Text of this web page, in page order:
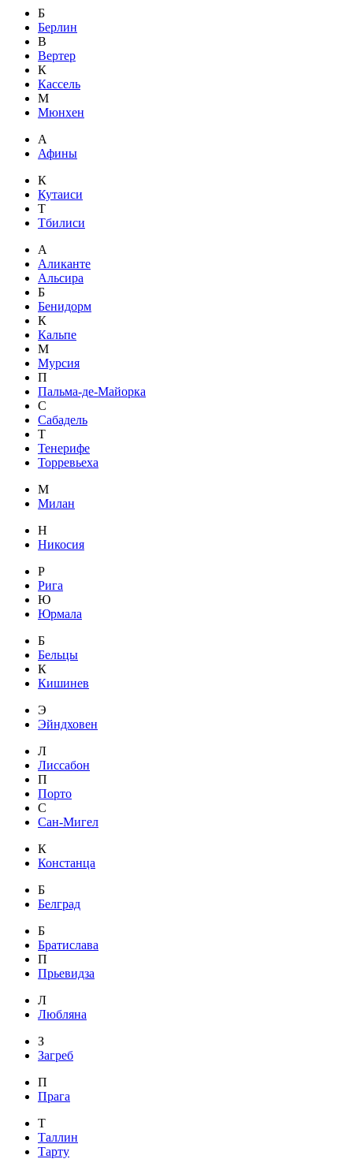
Б
Берлин
В
Вертер
К
Кассель
М
Мюнхен
А
Афины
К
Кутаиси
Т
Тбилиси
А
Аликанте
Альсира
Б
Бенидорм
К
Кальпе
М
Мурсия
П
Пальма-де-Майорка
С
Сабадель
Т
Тенерифе
Торревьеха
М
Милан
Н
Никосия
Р
Рига
Ю
Юрмала
Б
Бельцы
К
Кишинев
Э
Эйндховен
Л
Лиссабон
П
Порто
С
Сан-Мигел
К
Констанца
Б
Белград
Б
Братислава
П
Прьевидза
Л
Любляна
З
Загреб
П
Прага
Т
Таллин
Тарту